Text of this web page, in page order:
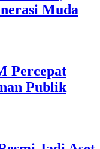
Muda
Percepat
Publik